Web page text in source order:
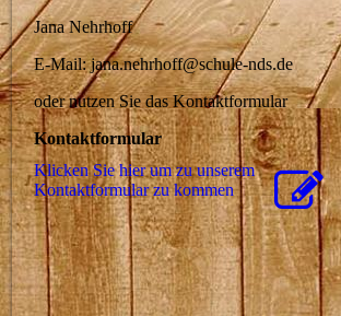
Jana Nehrhoff
E-Mail: jana.nehrhoff@schule-nds.de
oder nutzen Sie das Kontaktformular
Kontaktformular
Klicken Sie hier um zu unserem
Kon­takt­for­mu­lar zu kommen